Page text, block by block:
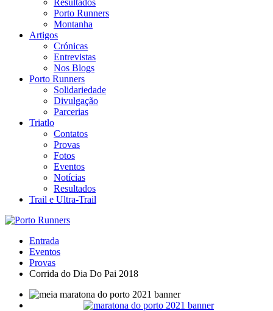
Resultados
Porto Runners
Montanha
Artigos
Crónicas
Entrevistas
Nos Blogs
Porto Runners
Solidariedade
Divulgação
Parcerias
Triatlo
Contatos
Provas
Fotos
Eventos
Notícias
Resultados
Trail e Ultra-Trail
Entrada
Eventos
Provas
Corrida do Dia Do Pai 2018